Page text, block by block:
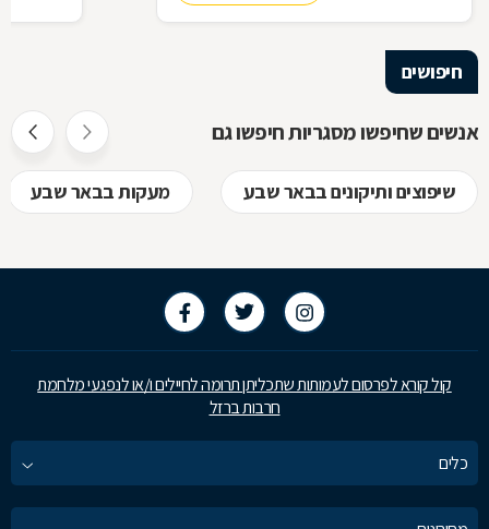
חיפושים
אנשים שחיפשו מסגריות חיפשו גם
שיפוצים ותיקונים בבאר שבע מעקות בבאר שבע
קול קורא לפרסום לעמותות שתכליתן תרומה לחיילים ו/או לנפגעי מלחמת
חרבות ברזל
כלים